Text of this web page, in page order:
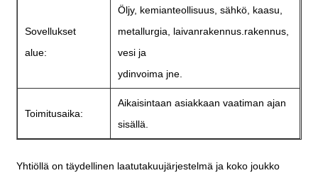
Sovellukset
alue:
Öljy, kemianteollisuus, sähkö, kaasu,
metallurgia, laivanrakennus.rakennus,
vesi ja
ydinvoima jne.
Toimitusaika:
Aikaisintaan asiakkaan vaatiman ajan
sisällä.
Yhtiöllä on täydellinen laatutakuujärjestelmä ja koko joukko